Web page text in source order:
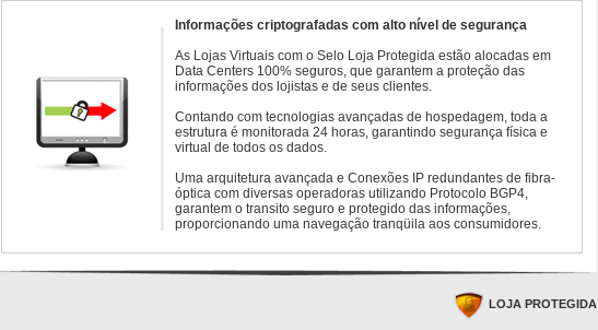
Informações criptografadas com alto nível de segurança
As Lojas Virtuais com o Selo Loja Protegida estão alocadas em
Data Centers 100% seguros, que garantem a proteção das
informações dos lojistas e de seus clientes.
Contando com tecnologias avançadas de hospedagem, toda a
estrutura é monitorada 24 horas, garantindo segurança física e
virtual de todos os dados.
Uma arquitetura avançada e Conexões IP redundantes de fibra-
óptica com diversas operadoras utilizando Protocolo BGP4,
garantem o transito seguro e protegido das informações,
proporcionando uma navegação tranqüila aos consumidores.
LOJA PROTEGIDA